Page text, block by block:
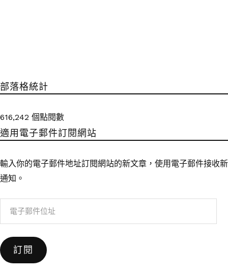
部落格統計
616,242 個點閱數
適用電子郵件訂閱網站
輸入你的電子郵件地址訂閱網站的新文章，使用電子郵件接收新
通知。
件
位
訂閱